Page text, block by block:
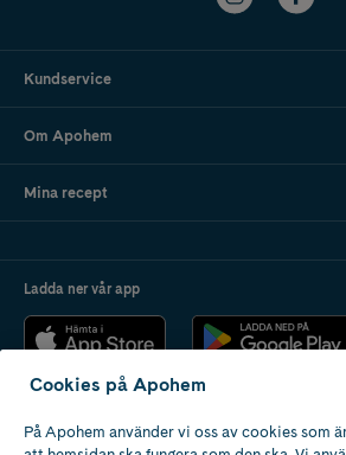
Kundservice
Om Apohem
Mina recept
Ladda ner vår app
Apotek med tillstånd
Cookies på Apohem
På Apohem använder vi oss av cookies som